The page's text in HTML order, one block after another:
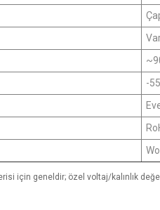
-
için geneldir; özel voltaj/kalınlık